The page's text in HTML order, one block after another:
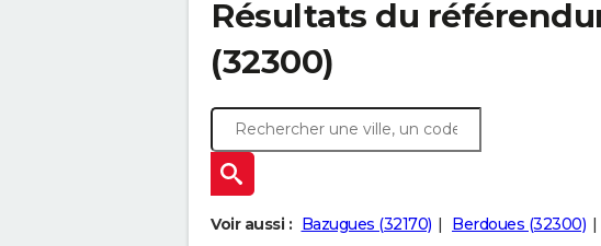
Résultats du
(32300)
Voir aussi : Bazugues (32170) Berdoues (32300)